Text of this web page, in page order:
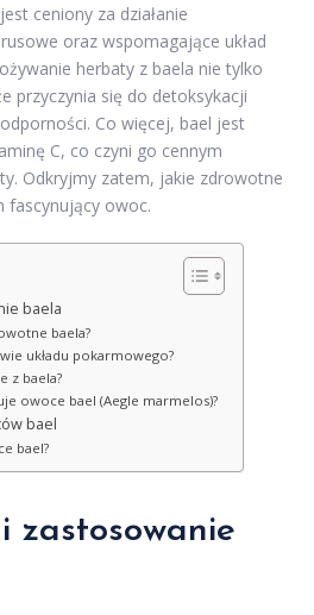
ceniony za działanie
oraz wspomagające układ
herbaty z baela nie tylko
przyczynia się do detoksykacji
Co więcej, bael jest
C, co czyni go cennym
Odkryjmy zatem, jakie zdrowotne
fascynujący owoc.
baela
baela?
układu pokarmowego?
z baela?
owoce bael (Aegle marmelos)?
bael
bael?
zastosowanie